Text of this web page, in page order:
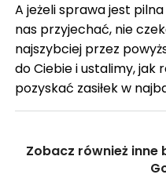
A jeżeli sprawa jest
nas przyjechać, nie
najszybciej przez
do Ciebie i ustalimy, jak
pozyskać zasiłek w
Zobacz również